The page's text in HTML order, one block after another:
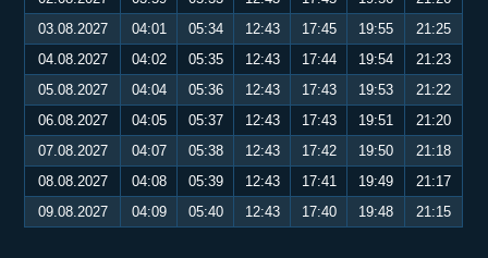
03.08.2027
04:01 05:34 12:43 17:45 19:55
21:25
04.08.2027
04:02 05:35 12:43 17:44 19:54
21:23
05.08.2027
04:04 05:36 12:43 17:43 19:53
21:22
06.08.2027
04:05 05:37 12:43 17:43 19:51
21:20
07.08.2027
04:07 05:38 12:43 17:42 19:50
21:18
08.08.2027
04:08 05:39 12:43 17:41 19:49
21:17
09.08.2027
04:09 05:40 12:43 17:40 19:48 21:15